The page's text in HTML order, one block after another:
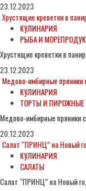
23.12.2023
Хрустящие креветки в
КУЛИНАРИЯ
РЫБА И
Хрустящие креветки в
23.12.2023
Медово-имбирные пряники
КУЛИНАРИЯ
ТОРТЫ И ПИРОЖНЫЕ
Медово-имбирные пряники
20.12.2023
Салат “ПРИНЦ” на Новый
КУЛИНАРИЯ
САЛАТЫ
Салат “ПРИНЦ” на Новый